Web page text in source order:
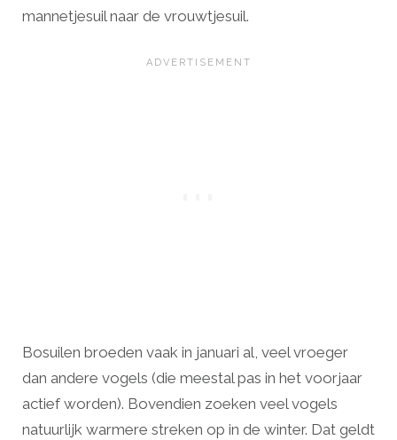
mannetjesuil naar de vrouwtjesuil.
Bosuilen broeden vaak in januari al, veel vroeger
dan andere vogels (die meestal pas in het voorjaar
actief worden). Bovendien zoeken veel vogels
natuurlijk warmere streken op in de winter. Dat geldt